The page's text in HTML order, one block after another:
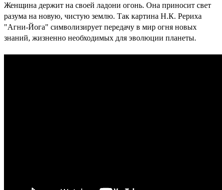
Женщина держит на своей ладони огонь. Она приносит свет
разума на новую, чистую землю. Так картина Н.К. Рериха
"Агни-Йога" символизирует передачу в мир огня новых
знаний, жизненно необходимых для эволюции планеты.